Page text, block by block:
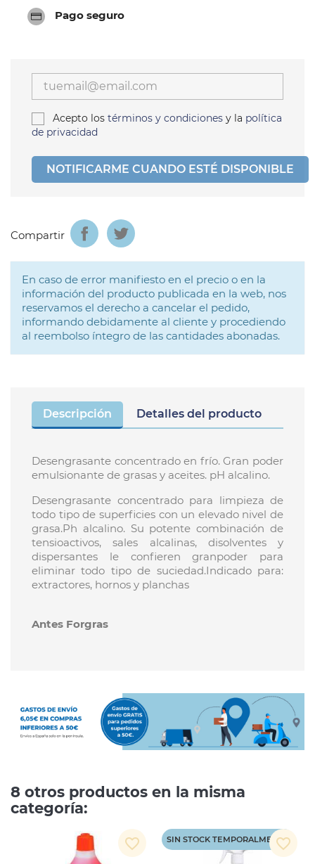
Pago seguro
Acepto los términos y condiciones y la política
de privacidad
NOTIFICARME CUANDO ESTÉ DISPONIBLE
Compartir
En caso de error manifiesto en el precio o en la
información del producto publicada en la web, nos
reservamos el derecho a cancelar el pedido,
informando debidamente al cliente y procediendo
al reembolso íntegro de las cantidades abonadas.
Descripción Detalles del producto
Desengrasante concentrado en frío. Gran poder
emulsionante de grasas y aceites. pH alcalino.
Desengrasante concentrado para limpieza de
todo tipo de superficies con un elevado nivel de
grasa.Ph alcalino. Su potente combinación de
tensioactivos, sales alcalinas, disolventes y
dispersantes le confieren granpoder para
eliminar todo tipo de suciedad.Indicado para:
extractores, hornos y planchas
Antes Forgras
8 otros productos en la misma
categoría:
favorite_border SIN STOCK TEMPORALMENTE
favorite_border